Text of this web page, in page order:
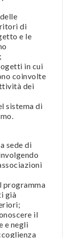
di
e le
in cui
coinvolte
dei
sistema di
sede di
programma
già
il
e negli